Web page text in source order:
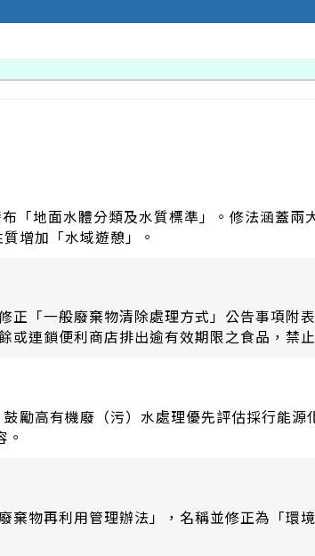
地面水體分類及水質標準」。修法涵蓋兩
增加「水域遊憩」。
「一般廢棄物清除處理方式」公告事項附
連鎖便利商店排出逾有效期限之食品，禁
資料傳輸正確性。
勵高有機廢（污）水處理優先評估採行能源
物再利用管理辦法」，名稱並修正為「環